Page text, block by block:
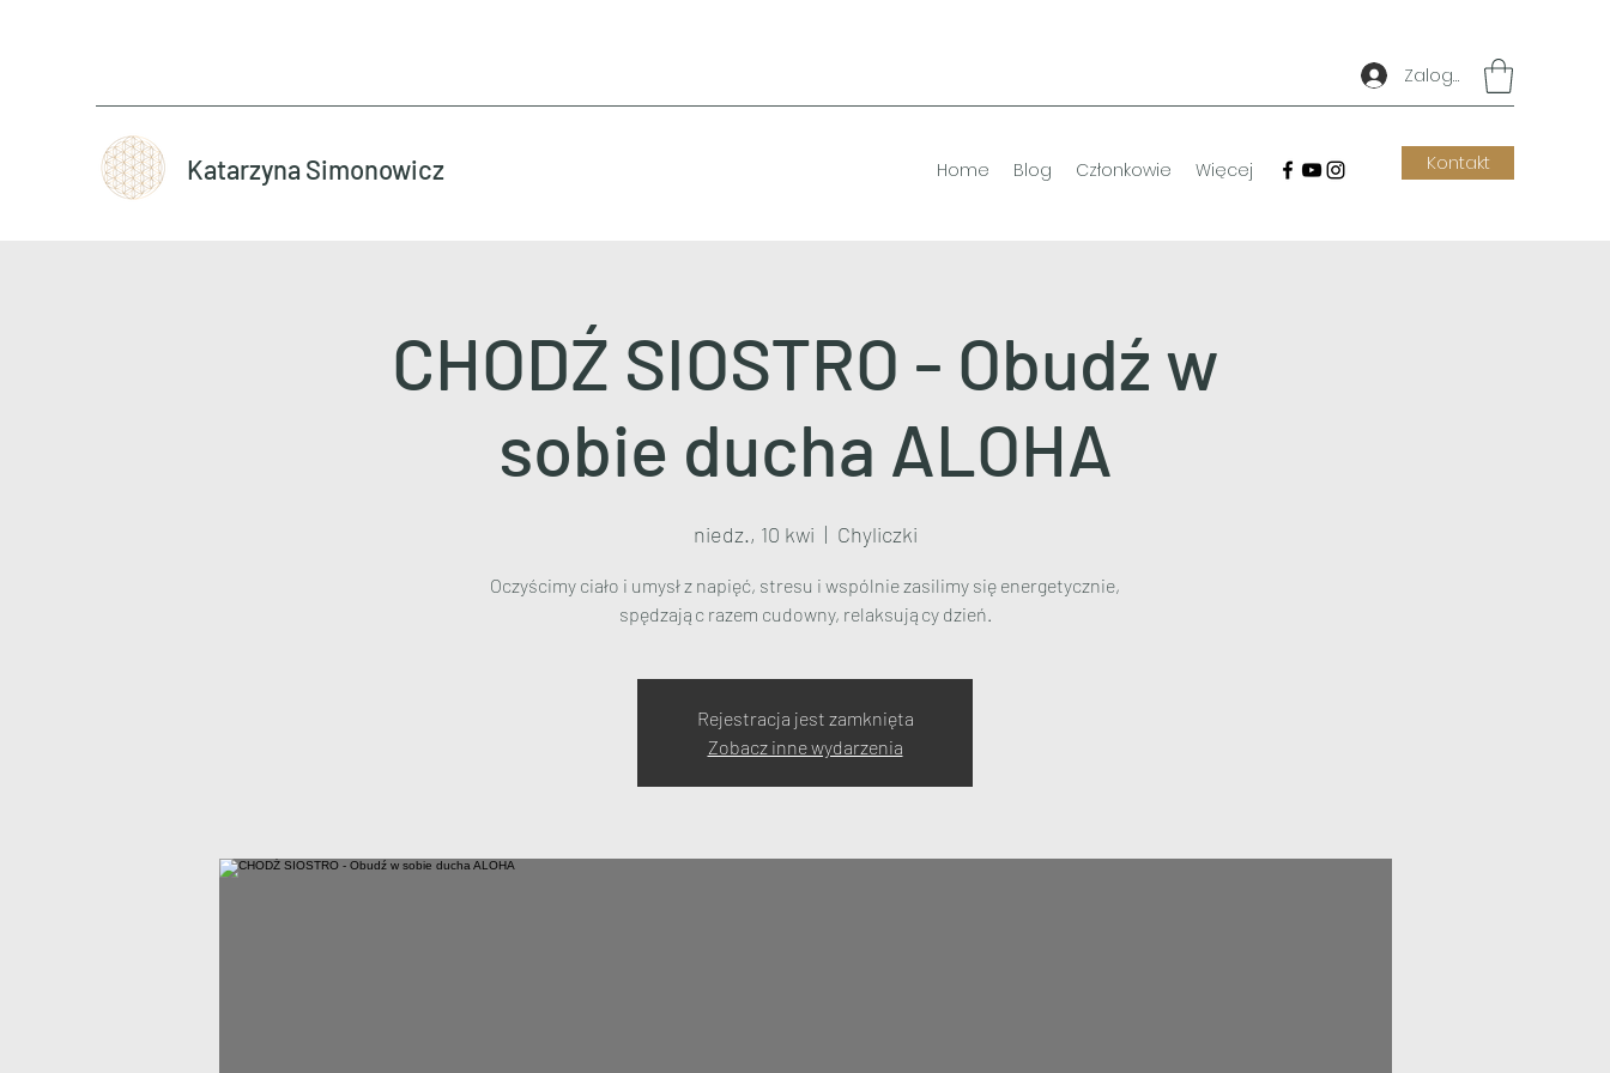
Zaloguj się
Katarzyna Simonowicz Home Blog Członkowie Więcej Kontakt
CHODŹ SIOSTRO - Obudź w
sobie ducha ALOHA
niedz., 10 kwi
  |
Chyliczki
Oczyścimy ciało i umysł z napięć, stresu i wspólnie zasilimy się energetycznie,
spędzając razem cudowny, relaksujący dzień.
Rejestracja jest zamknięta
Zobacz inne wydarzenia